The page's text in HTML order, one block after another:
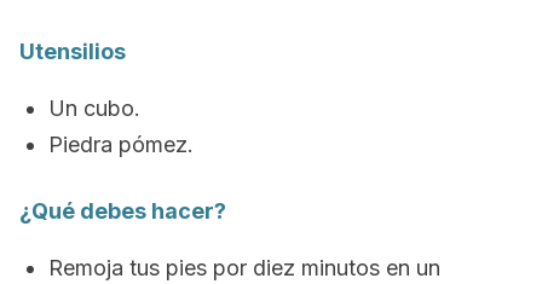
Utensilios
Un cubo.
Piedra pómez.
¿Qué debes hacer?
Remoja tus pies por diez minutos en un